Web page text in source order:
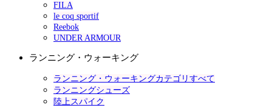
FILA
le coq sportif
Reebok
UNDER ARMOUR
ランニング・ウォーキング
ランニング・ウォーキングカテゴリすべて
ランニングシューズ
陸上スパイク